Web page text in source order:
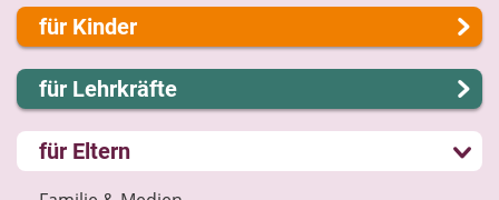
Über uns
Presse
Kontakt
Impressum
Internet-ABC Sitemap
Barrierefreiheit
Länderprojekte
für Kinder
Lernen und Schule
Hobby und Freizeit
Spiel und Spaß
Mitreden und Mitmachen
für Lehrkräfte
Lernmodule
Unterrichts­materialien
für Eltern